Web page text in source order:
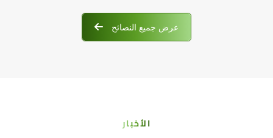
عرض جميع النصائح
الأخبار